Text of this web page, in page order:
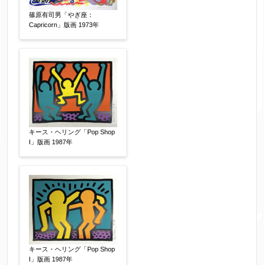
篠原有司男「やぎ座：
Capricorn」版画 1973年
キース・ヘリング「Pop Shop
I」版画 1987年
キース・ヘリング「Pop Shop
I」版画 1987年